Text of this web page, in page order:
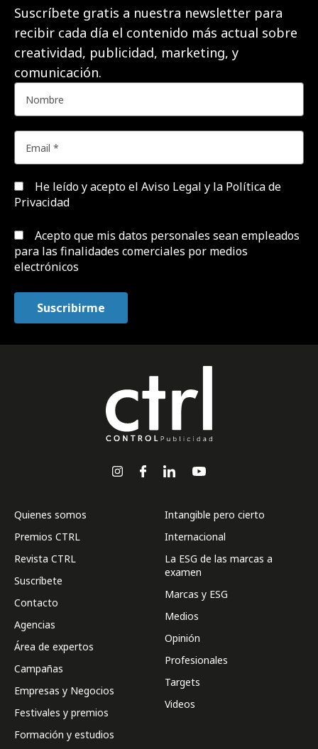
Suscríbete gratis a nuestra newsletter para
recibir cada día el contenido más actual sobre
creatividad, publicidad, marketing, y
comunicación.
He leído y acepto el Aviso Legal y la Política de
Privacidad
Acepto que mis datos personales sean empleados
para las finalidades comerciales por medios
electrónicos
Quienes somos
Premios CTRL
Revista CTRL
Suscríbete
Contacto
Agencias
Área de expertos
Campañas
Empresas y Negocios
Festivales y premios
Formación y estudios
Intangible pero cierto
Internacional
La ESG de las marcas a
examen
Marcas y ESG
Medios
Opinión
Profesionales
Targets
Videos